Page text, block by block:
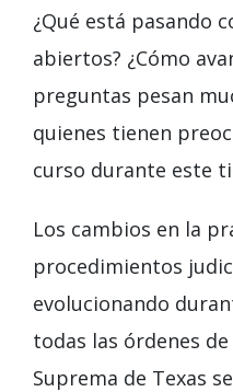
¿Qué está pasando
abiertos? ¿Cómo
preguntas pesan
quienes tienen
curso durante este
Los cambios en la
procedimientos
evolucionando
todas las órdenes
Suprema de Texas